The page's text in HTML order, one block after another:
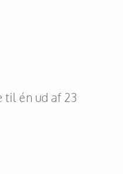
én ud af 23